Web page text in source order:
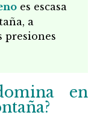
es escasa
a
presiones
en